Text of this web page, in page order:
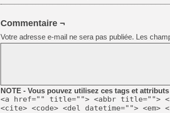
Commentaire ¬
Votre adresse e-mail ne sera pas publiée. Les
NOTE - Vous pouvez utilisez ces tags et
<a href="" title=""> <abbr title="">
<cite> <code> <del datetime="">